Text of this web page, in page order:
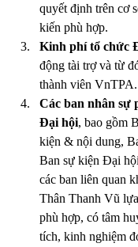
quyết định trên cơ
kiến phù hợp.
Kinh phí tổ chức
động tài trợ và từ
thành viên VnTPA.
Các ban nhân sự
Đại hội, bao gồm
kiện & nội dung,
Ban sự kiện Đại
các ban liên quan
Thân Thanh Vũ
phù hợp, có tâm
tích, kinh nghiệm